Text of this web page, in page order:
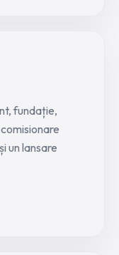
fundație,
un lansare